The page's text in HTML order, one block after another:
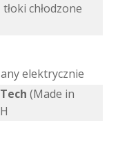
chłodzone
elektrycznie
(Made in